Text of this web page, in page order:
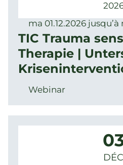
ma 01.12.2026 jusqu’à
TIC Trauma
Therapie |
Webinar
DÉC